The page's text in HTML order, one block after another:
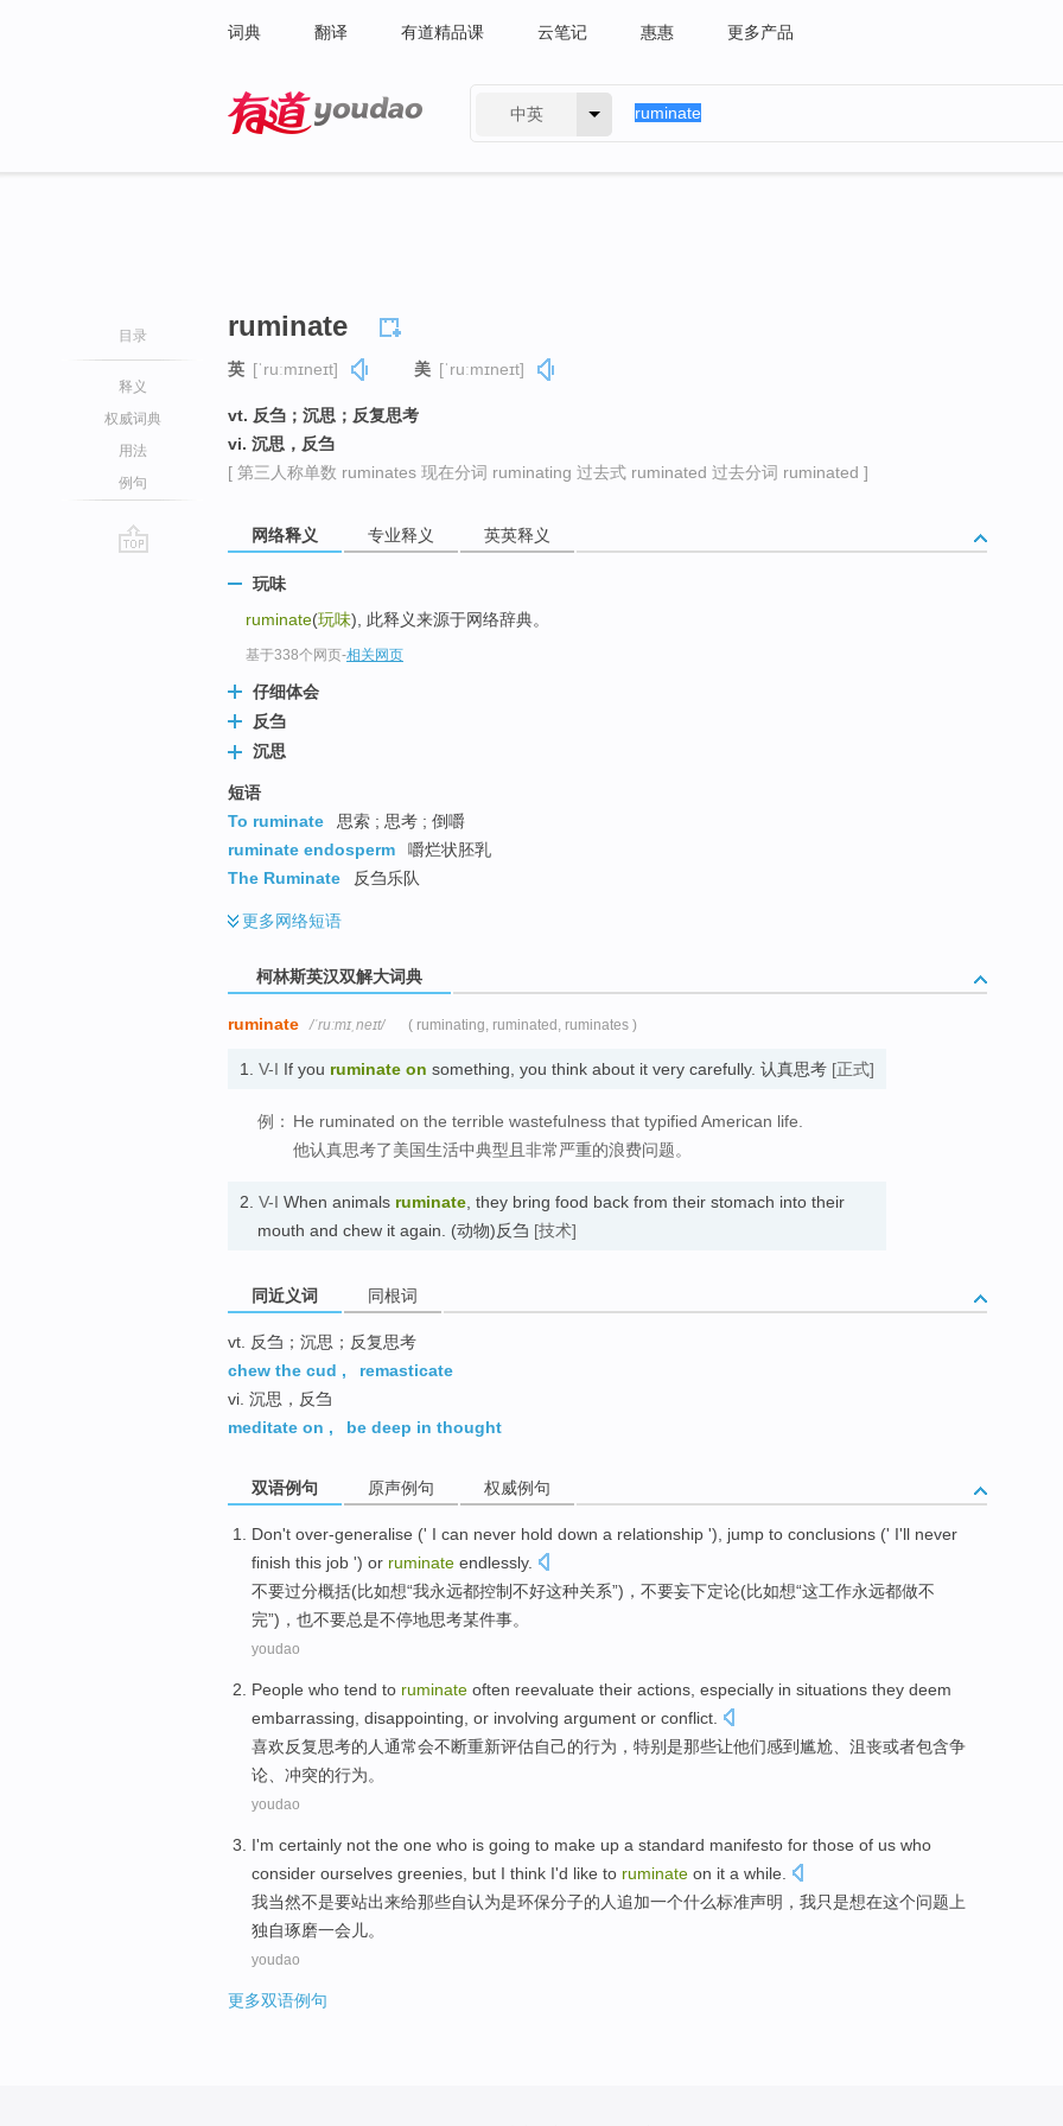
词典 翻译 有道精品课 云笔记 惠惠 更多产品
中英
目录
释义
权威词典
用法
例句
ruminate
英 [ˈruːmɪneɪt] 美 [ˈruːmɪneɪt]
vt. 反刍；沉思；反复思考
vi. 沉思，反刍
[ 第三人称单数 ruminates 现在分词 ruminating 过去式 ruminated 过去分词 ruminated ]
网络释义 专业释义 英英释义
玩味
ruminate(玩味), 此释义来源于网络辞典。
基于338个网页-相关网页
仔细体会
反刍
沉思
短语
To ruminate
思索 ; 思考 ; 倒嚼
ruminate endosperm
嚼烂状胚乳
The Ruminate
反刍乐队
更多网络短语
柯林斯英汉双解大词典
ruminate /ˈruːmɪˌneɪt/ ( ruminating, ruminated, ruminates )
1. V-I If you ruminate on something, you think about it very carefully. 认真思考 [正式]
例： He ruminated on the terrible wastefulness that typified American life.
他认真思考了美国生活中典型且非常严重的浪费问题。
2. V-I When animals ruminate , they bring food back from their stomach into their
mouth and chew it again. (动物)反刍 [技术]
同近义词 同根词
vt. 反刍；沉思；反复思考
chew the cud ,
remasticate
vi. 沉思，反刍
meditate on , be deep in thought
双语例句 原声例句 权威例句
Don't over-generalise (' I can never hold down a relationship '), jump to conclusions (' I'll never
finish this job ') or ruminate endlessly.
不要过分概括(比如想“我永远都控制不好这种关系”)，不要妄下定论(比如想“这工作永远都做不
完”)，也不要总是不停地思考某件事。
youdao
People who tend to ruminate often reevaluate their actions especially in situations they deem
embarrassing disappointing or involving argument or conflict
喜欢反复思考的 人通常会不断重新评估自己的行为 ， 特别是那些让他们感到尴尬 沮丧或者包含争
论
冲突的行为。
youdao
I'm certainly not the one who is going to make up a standard manifesto for those of us who
consider ourselves greenies , but I think I'd like to ruminate on it a while
我当然不是要站出来给那些自认为是环保分子的 人追加一个什么标准声明 ，我只是想在这个问题上
独自琢磨一会儿。
youdao
更多双语例句